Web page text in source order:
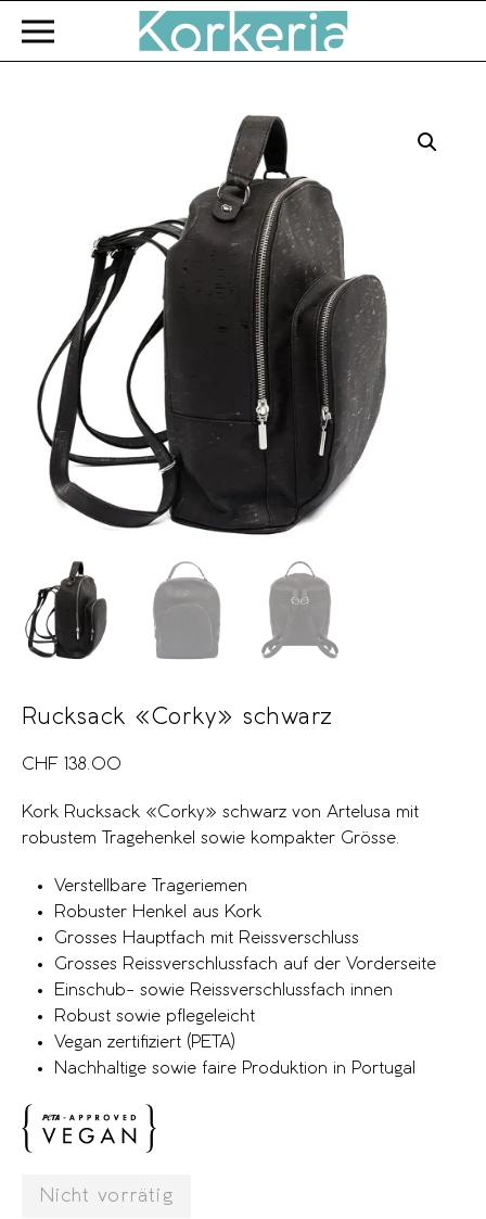
Zum Hauptinhalt springen
Rucksack «Corky» schwarz
CHF 138.00
Kork Rucksack «Corky» schwarz von Artelusa mit
robustem Tragehenkel sowie kompakter Grösse.
Verstellbare Trageriemen
Robuster Henkel aus Kork
Grosses Hauptfach mit Reissverschluss
Grosses Reissverschlussfach auf der Vorderseite
Einschub- sowie Reissverschlussfach innen
Robust sowie pflegeleicht
Vegan zertifiziert (PETA)
Nachhaltige sowie faire Produktion in Portugal
Nicht vorrätig